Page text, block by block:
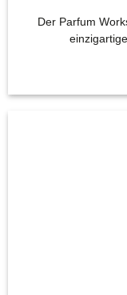
Der Parfum